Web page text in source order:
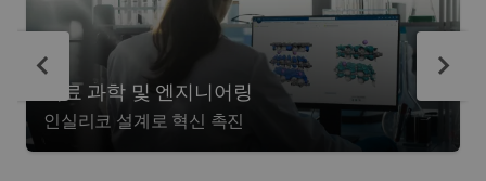
재료 과학 및 엔지니어링
인실리코 설계로 혁신 촉진